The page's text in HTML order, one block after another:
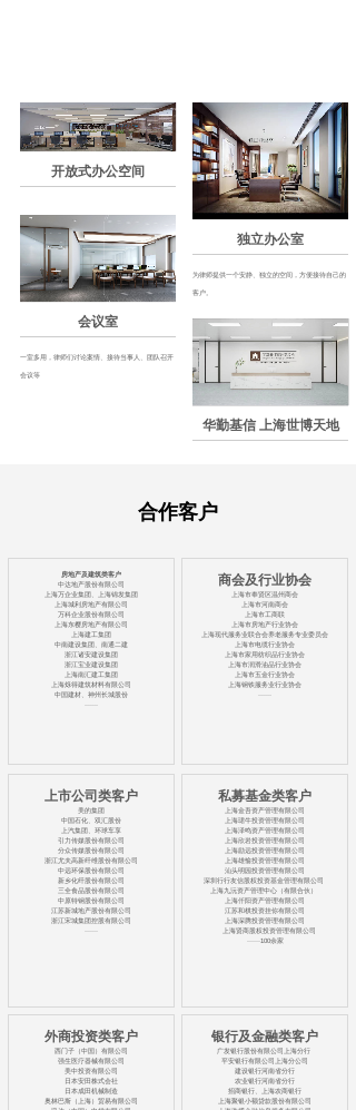
开放式办公空间
独立办公室
为律师提供一个安静、独立的空间，方便接待自己的
客户。
会议室
一室多用，律师们讨论案情、接待当事人、团队召开
会议等
华勤基信 上海世博天地
合作客户
私募基金类客户
上海金吾资产管理有限公司
上海珺牛投资管理有限公司
上海泽鸣资产管理有限公司
上海欣岩投资管理有限公司
上海励远投资管理有限公司
上海雄愉投资管理有限公司
汕头明园投资管理有限公司
深圳行行友信股权投资基金管理有限公司
上海九沅资产管理中心（有限合伙）
上海仟阳资产管理有限公司
江苏和棋投资挂你有限公司
上海深腾投资管理有限公司
上海贤商股权投资管理有限公司
······100余家
房地产及建筑类客户
中达地产股份有限公司
上海万企业集团、上海锦发集团
上海城利房地产有限公司
万科企业股份有限公司
上海东樱房地产有限公司
上海建工集团
中南建设集团、南通二建
浙江诸安建设集团
浙江宝业建设集团
上海南汇建工集团
上海烁得建筑材料有限公司
中国建材、神州长城股份
······
上市公司类客户
美的集团
中国石化、双汇股份
上汽集团、环球车享
引力传媒股份有限公司
分众传媒股份有限公司
浙江尤夫高新纤维股份有限公司
中远环保股份有限公司
新乡化纤股份有限公司
三全食品股份有限公司
中原特钢股份有限公司
江苏新城地产股份有限公司
浙江宋城集团控股有限公司
······
银行及金融类客户
广发银行股份有限公司上海分行
平安银行有限公司上海分公司
建设银行河南省分行
农业银行河南省分行
招商银行、上海农商银行
上海聚银小额贷款股份有限公司
外商投资类客户
西门子（中国）有限公司
强生医疗器械有限公司
美中投资有限公司
日本安田株式会社
日本成田机械制造
奥林巴斯（上海）贸易有限公司
商会及行业协会
上海市奉贤区温州商会
上海市河南商会
上海市工商联
上海市房地产行业协会
上海现代服务业联合会养老服务专业委员会
上海市电缆行业协会
上海市家用纺织品行业协会
上海市润滑油品行业协会
上海市五金行业协会
上海钢铁服务业行业协会
······